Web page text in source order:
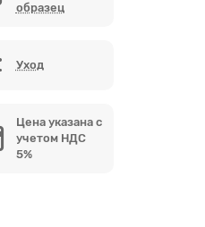
образец
Уход
Цена указана с
учетом НДС
5%